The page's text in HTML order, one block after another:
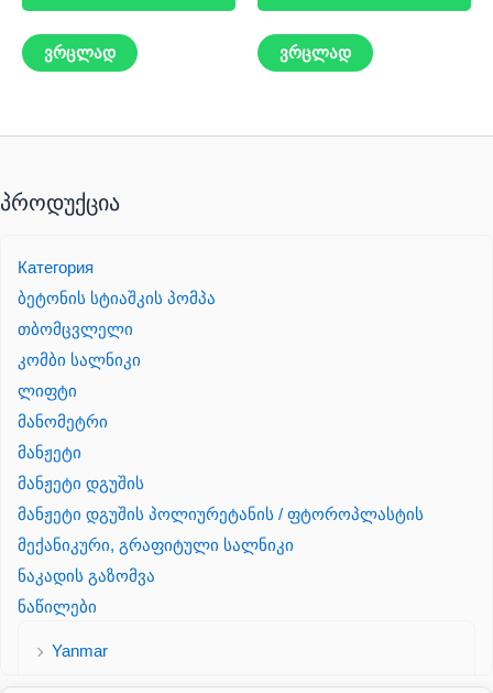
ვრცლად ვრცლად
პროდუქცია
Категория
ბეტონის სტიაშკის პომპა
თბომცვლელი
კომბი სალნიკი
ლიფტი
მანომეტრი
მანჟეტი
მანჟეტი დგუშის
მანჟეტი დგუშის პოლიურეტანის / ფტოროპლასტის
მექანიკური, გრაფიტული სალნიკი
ნაკადის გაზომვა
ნაწილები
Yanmar